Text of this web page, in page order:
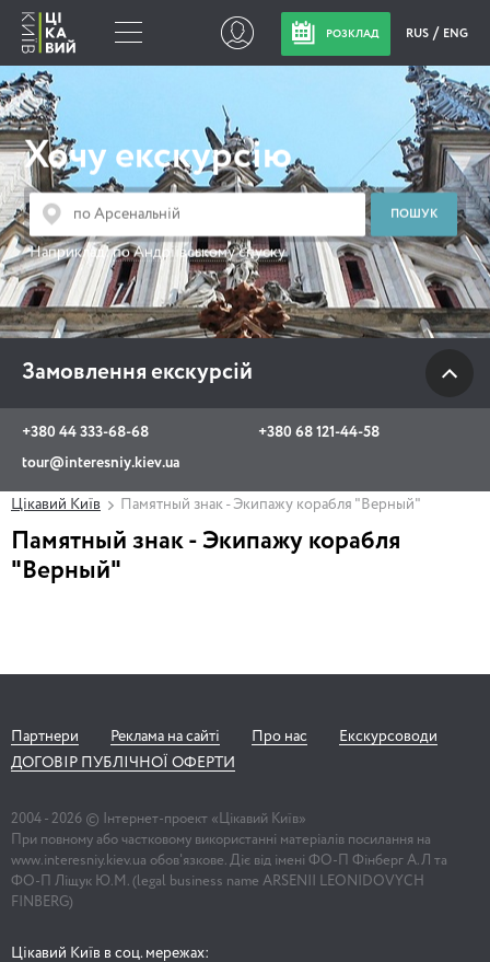
РОЗКЛАД RUS ENG
Хочу екскурсію
Наприклад:по Андріївському спуску
Замовлення екскурсій
+380 44 333-68-68
+380 68 121-44-58
tour@interesniy.kiev.ua
Замовлення
екскурсій
+380 44 333-68-68
+380 68 121-44-58
tour@interesniy.kiev.ua
з 10.00 до 19:30 щоденно
Viber WhatsApp
Цікавий Київ Памятный знак - Экипажу корабля "Верный"
Памятный знак - Экипажу корабля
"Верный"
Партнери Реклама на сайті Про нас
Екскурсоводи
ДОГОВІР ПУБЛІЧНОЇ ОФЕРТИ
2004 - 2026 © Інтернет-проект «Цікавий Київ»
При повному або частковому використанні матеріалів посилання на
www.interesniy.kiev.ua обов'язкове. Діє від імені ФО-П Фінберг А.Л та
ФО-П Ліщук Ю.М. (legal business name ARSENII LEONIDOVYCH
FINBERG)
Цікавий Київ в соц. мережах: